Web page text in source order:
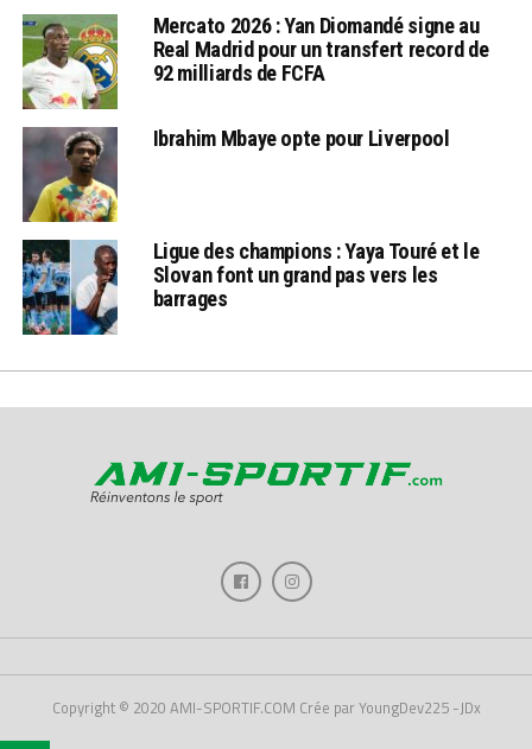
Mercato 2026 : Yan Diomandé signe au
Real Madrid pour un transfert record de
92 milliards de FCFA
Ibrahim Mbaye opte pour Liverpool
Ligue des champions : Yaya Touré et le
Slovan font un grand pas vers les
barrages
Copyright © 2020 AMI-SPORTIF.COM Crée par YoungDev225 -JDx